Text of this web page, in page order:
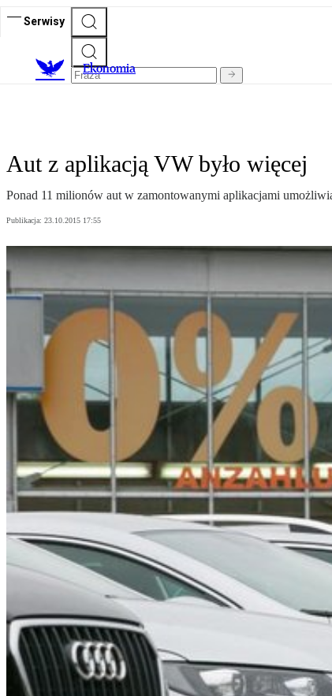
Serwisy
Ekonomia
Aut z aplikacją VW było więcej
Ponad 11 milionów aut w zamontowanymi aplikacjami
Publikacja: 23.10.2015 17:55